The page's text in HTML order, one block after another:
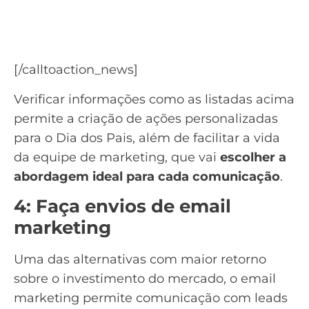
[/calltoaction_news]
Verificar informações como as listadas acima
permite a criação de ações personalizadas
para o Dia dos Pais, além de facilitar a vida
da equipe de marketing, que vai escolher a
abordagem ideal para cada comunicação.
4: Faça envios de email
marketing
Uma das alternativas com maior retorno
sobre o investimento do mercado, o email
marketing permite comunicação com leads